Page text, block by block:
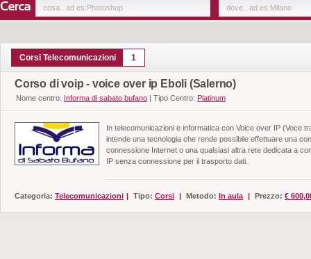
Corsi Telecomunicazioni 1
Corso di voip - voice over ip Eboli (Salerno)
Nome centro: Informa di sabato bufano | Tipo Centro: Platinum
In telecomunicazioni e informatica con Voice over IP (Voce
intende una tecnologia che rende possibile effettuare una
connessione Internet o una qualsiasi altra rete dedicata a
IP senza connessione per il trasporto dati.
Categoria: Telecomunicazioni | Tipo: Corsi | Metodo: In aula | Prezzo: €